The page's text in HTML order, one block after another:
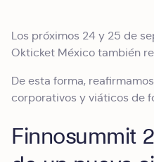
Los próximos 24 y 25 de
Okticket México también
De esta forma,
corporativos y viáticos de
Finnosummit